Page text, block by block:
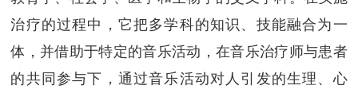
治疗的过程中，它把多学科的知识、技能融合为一
体，并借助于特定的音乐活动，在音乐治疗师与患者
的共同参与下，通过音乐活动对人引发的生理、心